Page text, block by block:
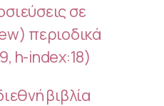
σε
περιοδικά
h-index:18)
βιβλία